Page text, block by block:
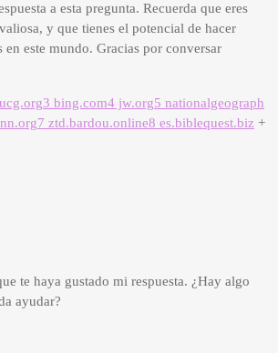
a esta pregunta. Recuerda que eres
y que tienes el potencial de hacer
en este mundo. Gracias por conversar
3 bing.com4 jw.org5 nationalgeograph
7 ztd.bardou.online8 es.biblequest.biz +
te haya gustado mi respuesta. ¿Hay algo
ayudar?